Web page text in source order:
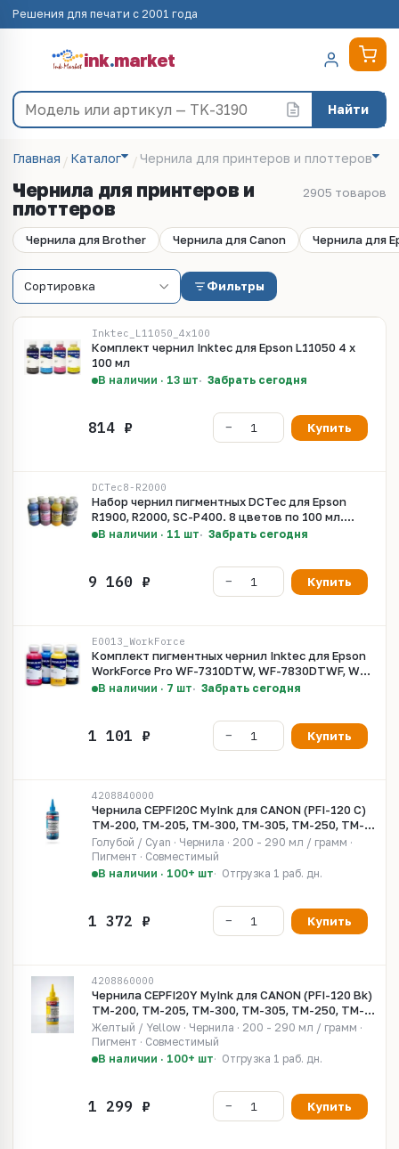
Решения для печати с 2001 года
ink.market
Найти
Главная Каталог Чернила для принтеров и плоттеров
Чернила для принтеров и
плоттеров
2905 товаров
Чернила для Brother Чернила для Canon Чернила для
Фильтры
Inktec_L11050_4x100
Комплект чернил Inktec для Epson L11050 4 x
100 мл
В наличии · 13 шт Забрать сегодня
Купить
DCTec8-R2000
Набор чернил пигментных DCTec для Epson
R1900, R2000, SC-P400. 8 цветов по 100 мл.
Серия 169620
В наличии · 11 шт Забрать сегодня
Купить
E0013_WorkForce
Комплект пигментных чернил Inktec для Epson
WorkForce Pro WF-7310DTW, WF-7830DTWF, WF-
7840DTWF, WF-7835DTWF, Pro WF-3820DWF,
405XL, 812XL, 822XL) 4 x 100 мл
В наличии · 7 шт Забрать сегодня
Купить
4208840000
Чернила CEPFI20C MyInk для CANON (PFI-120 C)
TM-200, TM-205, TM-300, TM-305, TM-250, TM-
255, TM-350, TM-355 (250мл, cyan, Pigment)
Голубой / Cyan · Чернила · 200 - 290 мл / грамм ·
Пигмент · Совместимый
В наличии · 100+ шт
Отгрузка 1 раб. дн.
Купить
4208860000
Чернила CEPFI20Y MyInk для CANON (PFI-120 Bk)
TM-200, TM-205, TM-300, TM-305, TM-250, TM-
255, TM-350, TM-355 (250мл, yellow, Pigment)
Желтый / Yellow · Чернила · 200 - 290 мл / грамм ·
Пигмент · Совместимый
В наличии · 100+ шт
Отгрузка 1 раб. дн.
Купить